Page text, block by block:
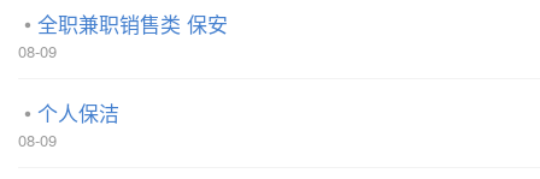
全职兼职销售类 保安
08-09
个人保洁
08-09